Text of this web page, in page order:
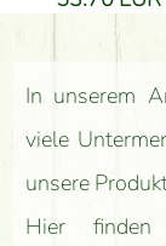
In unserem
viele
unsere
Hier finden